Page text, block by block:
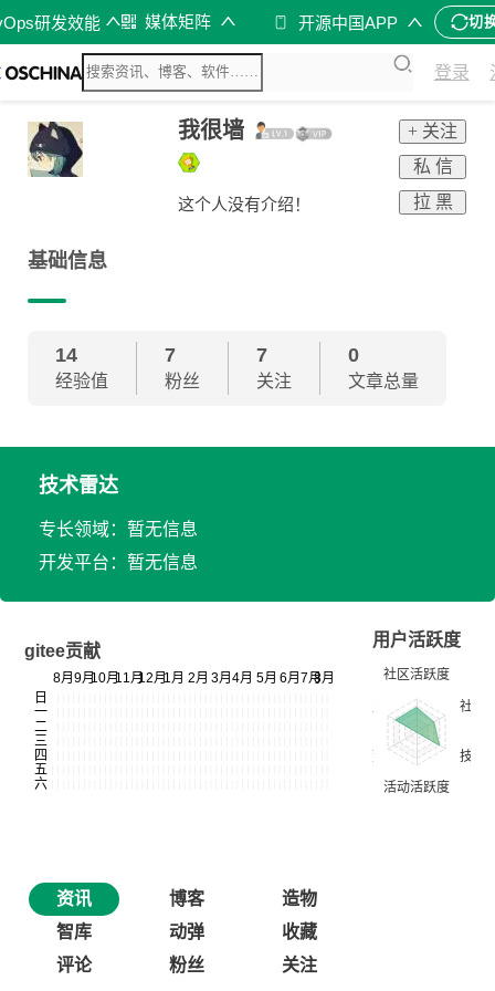
研发效能 媒体矩阵 开源中国APP 切
登录
我很墙
这个人没有介绍！
+ 关注
私 信
拉 黑
基础信息
14
经验值
7
粉丝
7
关注
0
文章总量
技术雷达
专长领域：暂无信息
开发平台：暂无信息
gitee贡献
用户活跃度
资讯 博客
造物
智库
动弹
收藏
评论
粉丝 关注